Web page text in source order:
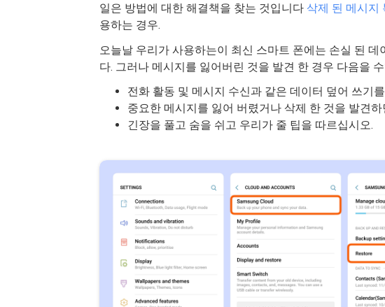
일은 방법에 대한 해결책을 찾는 것입니다 삭제 된 메시지
용하는 경우.
오늘날 우리가 사용하는이 최신 스마트 폰에는 손실 된
다. 그러나 메시지를 잃어버린 것을 발견 한 경우 다음을
전화 활동 및 메시지 수신과 같은 데이터 덮어 쓰기
중요한 메시지를 잃어 버렸거나 삭제 한 것을 발견
긴장을 풀고 숨을 쉬고 우리가 줄 팁을 따르십시오.